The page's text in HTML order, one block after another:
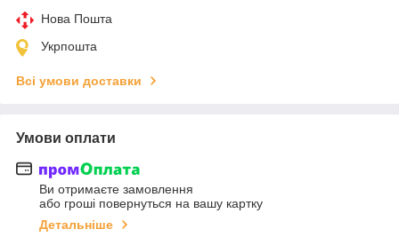
Нова Пошта
Укрпошта
Всі умови доставки
Умови оплати
Ви отримаєте замовлення
або гроші повернуться на вашу картку
Детальніше